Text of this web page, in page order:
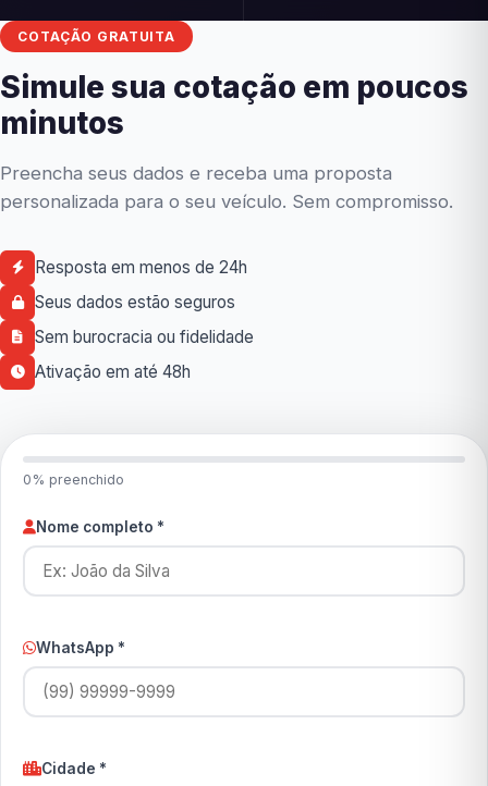
COTAÇÃO GRATUITA
Simule sua cotação em poucos
minutos
Preencha seus dados e receba uma proposta
personalizada para o seu veículo. Sem compromisso.
Resposta em menos de 24h
Seus dados estão seguros
Sem burocracia ou fidelidade
Ativação em até 48h
0% preenchido
Nome completo *
WhatsApp *
Cidade *